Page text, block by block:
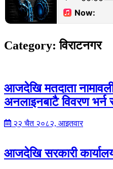
Category:विराटनगर
आजदेखि मतदाता
अनलाइनबाटै विवरण भर्न
२२ चैत २०८२, आइतवार
आजदेखि सरकारी